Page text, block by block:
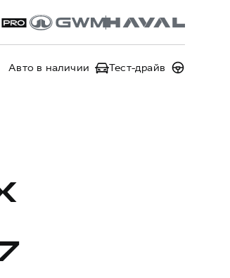
Авто в наличии Тест-драйв